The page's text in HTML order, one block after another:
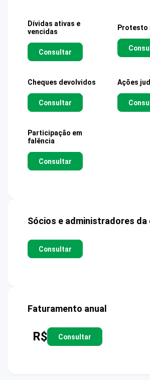
Dívidas ativas e
vencidas
Consultar
Protesto
Cheques devolvidos
Consultar
Ações
Participação em
falência
Consultar
Sócios e administradores da
Consultar
Faturamento anual
R$ Consultar